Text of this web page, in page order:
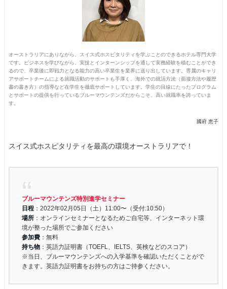
オーストラリアにありながら、スイス式ホスピタリティを学ぶことのできるホテル専門大学
です。ビジネスを学びながら、実技とインターンシップを通して実務経験を積むことができ
るので、卒業後に即戦力となる能力の高い卒業生を業界に送り出しています。専属のキャリ
アサポートチームによる就職活動のサポートも手厚く、海外での就活方法（面接方法や履歴
書の書き方）の指導など在学生を徹底サポートしています。学生の目線にたったプログラム
とサポートの提供を行っているブルーマウンテンズだからこそ、高い就職率を誇っていま
す。
國府 恵子
スイス式ホスピタリティを最高の環境オーストラリアで！
ブルーマウンテンズ特別進学セミナー
日程 ：2022年02月05日（土）11:00〜（受付:10:50）
場所 ：オンラインセミナーとなるためご自宅等、インターネット環
境が整った場所でご参加ください
参加費 ：無料
持ち物 ：英語力証明書（TOEFL、IELTS、英検などのスコア）
※当日、ブルーマウンテンズへの入学基準を確認いただくことがで
きます。英語力証明書をお持ちの方はご持参ください。